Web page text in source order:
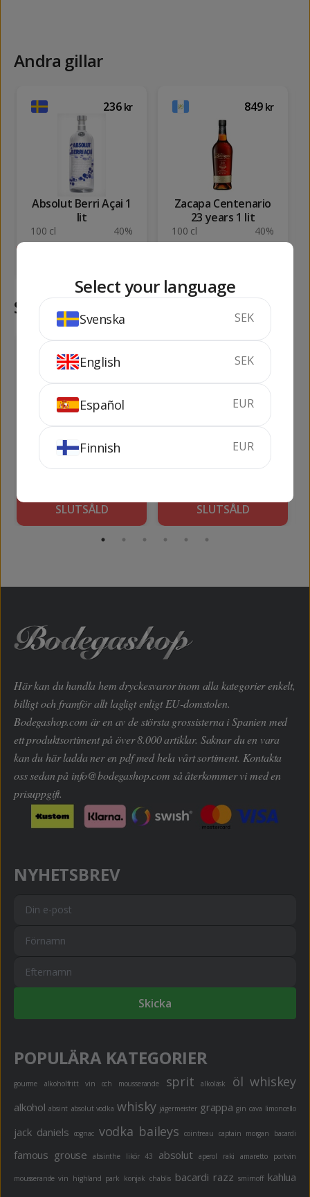
Andra gillar
236 kr
Absolut Berri Açai 1
lit
100 cl 40%
849 kr
Zacapa Centenario
23 years 1 lit
100 cl 40%
Samma kategori
H by Hine V.S.O.P.
Fine Champagne
SLUTSÅLD
792 kr
Pierre de Segonzac
SLUTSÅLD
Här kan du handla hem dryckesvaror inom alla kategorier enkelt,
billigt och framför allt lagligt enligt EU-domstolen.
Bodegashop.com är en av de största grossisterna i Spanien med
ett produktsortiment på över 8.000 artiklar. Saknar du en vara
kan du här ladda ner en pdf med hela vårt sortiment. Kontakta
oss sedan på info@bodegashop.com så återkommer vi med en
prisuppgift.
NYHETSBREV
Skicka
POPULÄRA KATEGORIER
gourme alkoholfritt vin och mousserande sprit alkoläsk öl whiskey
alkohol absint absolut vodka whisky jägermeister grappa gin cava limoncello
jack daniels cognac vodka baileys cointreau captain morgan bacardi
famous grouse absinthe likör 43 absolut aperol raki amaretto portvin
mousserande vin highland park konjak chablis bacardi razz smirnoff kahlua
Select your language
Svenska SEK
English SEK
Español EUR
Finnish EUR